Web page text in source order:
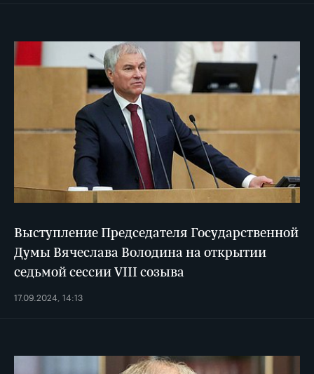
Выступление Председателя Государственной
Думы Вячеслава Володина на открытии
седьмой сессии VIII созыва
17.09.2024, 14:13